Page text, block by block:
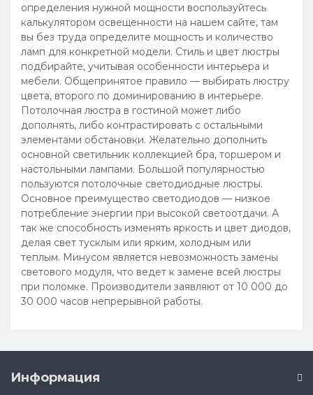
определения нужной мощности воспользуйтесь
калькулятором освещенности на нашем сайте, там
вы без труда определите мощность и количество
ламп для конкретной модели. Стиль и цвет люстры
подбирайте, учитывая особенности интерьера и
мебели. Общепринятое правило — выбирать люстру
цвета, второго по доминированию в интерьере.
Потолочная люстра в гостиной может либо
дополнять, либо контрастировать с остальными
элементами обстановки. Желательно дополнить
основной светильник коллекцией бра, торшером и
настольными лампами. Большой популярностью
пользуются потолочные светодиодные люстры.
Основное преимущество светодиодов — низкое
потребление энергии при высокой светоотдачи. А
так же способность изменять яркость и цвет диодов,
делая свет тусклым или ярким, холодным или
теплым. Минусом является невозможность замены
светового модуля, что ведет к замене всей люстры
при поломке. Производители заявляют от 10 000 до
30 000 часов непрерывной работы.
Информация